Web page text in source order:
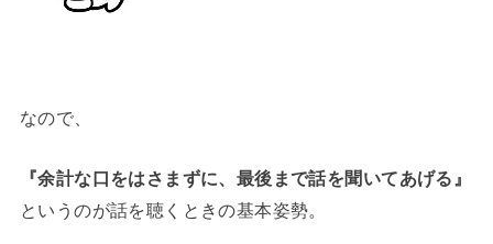
なので、
『余計な口をはさまずに、最後まで話を聞いてあげる』
というのが話を聴くときの基本姿勢。